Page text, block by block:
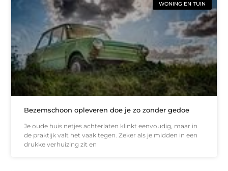
WONING EN TUIN
Bezemschoon opleveren doe je zo zonder gedoe
Je oude huis netjes achterlaten klinkt eenvoudig, maar in
de praktijk valt het vaak tegen. Zeker als je midden in een
drukke verhuizing zit en